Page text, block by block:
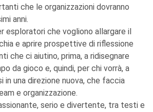
che le organizzazioni dovranno
anni.
esploratori che vogliono allargare il
e aprire prospettive di riflessione
che ci aiutino, prima, a ridisegnare
da gioco e, quindi, per chi vorrà, a
in una direzione nuova, che faccia
e organizzazione.
serio e divertente, tra testi e